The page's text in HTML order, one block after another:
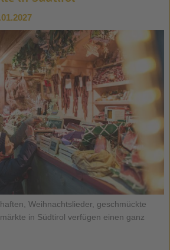
Weihnachtslieder, geschmückte
in Südtirol verfügen einen ganz